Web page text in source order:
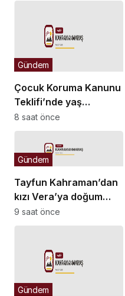
Çocuk Koruma Kanunu
Teklifi’nde yaş
düzenlemesi:
Tekerrürde yaş sınırını
18’den 15’e düşüren
madde tekliften
Gündem
8 saat önce
Tayfun Kahraman’dan
kızı Vera’ya doğum
günü mesajı
Gündem
9 saat önce
Gündem